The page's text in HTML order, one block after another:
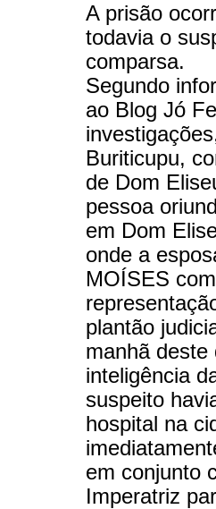
A prisão
todavia o
comparsa.
Segundo
ao Blog Jó
Buriticupu,
de Dom
pessoa
em Dom
onde a
MOÍSES
plantão
manhã deste
inteligência
suspeito
hospital na
em conjunto
Imperatriz